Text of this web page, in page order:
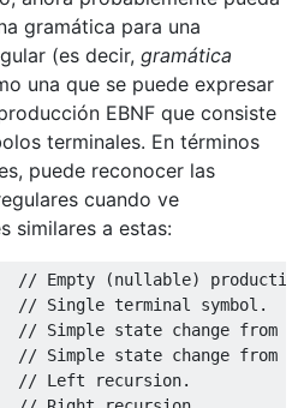
gramática para una
(es decir, gramática
una que se puede expresar
EBNF que consiste
terminales. En términos
puede reconocer las
cuando ve
similares a estas:
Empty (nullable) production
Single terminal symbol.
// Simple state change from
// Simple state change from
// Left recursion.